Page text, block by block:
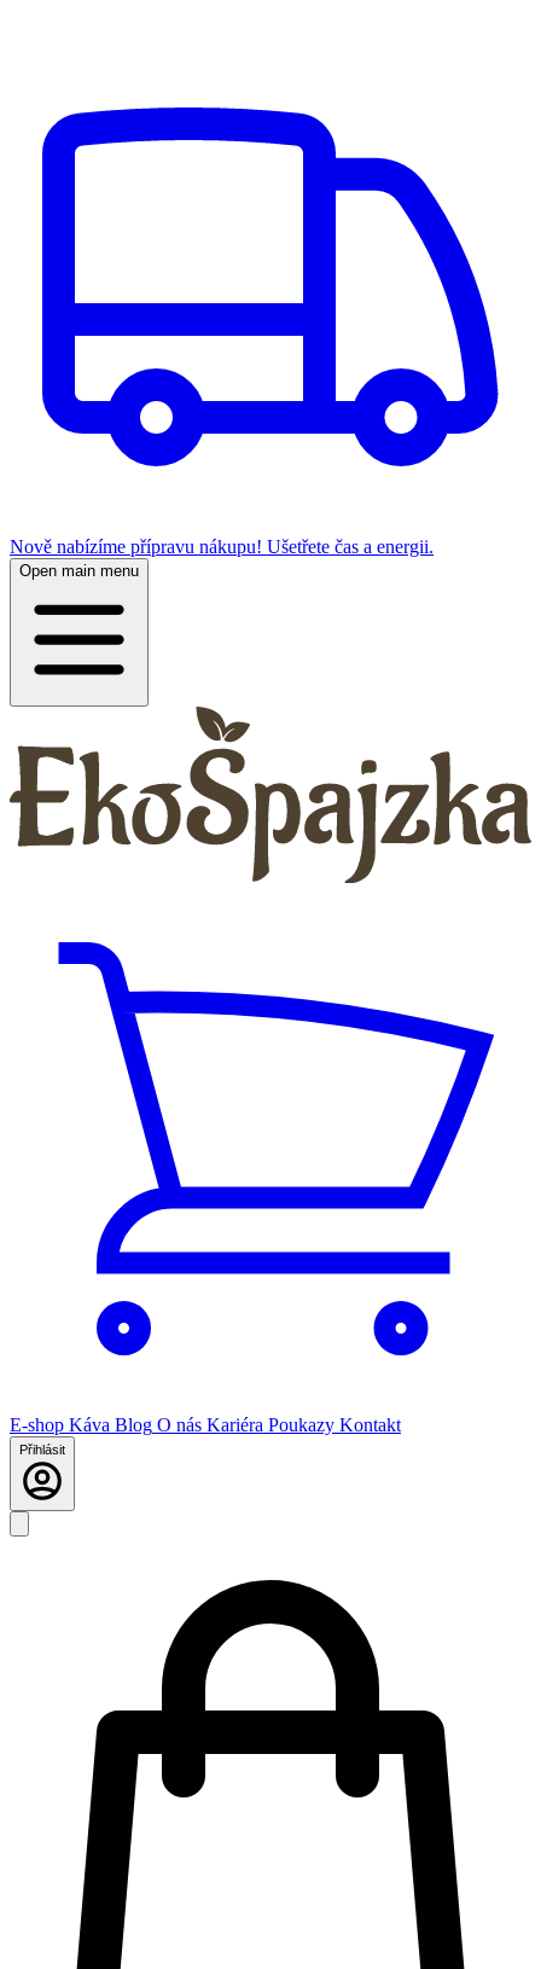
Nově nabízíme přípravu nákupu! Ušetřete čas a energii.
Open main menu
E-shop Káva Blog O nás Kariéra Poukazy Kontakt
Přihlásit